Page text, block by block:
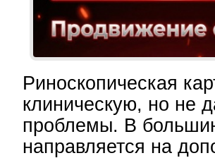
Риноскопическая
клиническую, но не
проблемы. В
направляется на